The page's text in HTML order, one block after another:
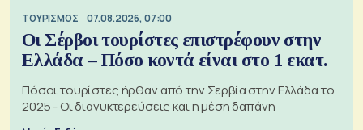
ΤΟΥΡΙΣΜΟΣ 07.08.2026, 07:00
Οι Σέρβοι τουρίστες επιστρέφουν στην
Ελλάδα – Πόσο κοντά είναι στο 1 εκατ.
Πόσοι τουρίστες ήρθαν από την Σερβία στην Ελλάδα το
2025 - Οι διανυκτερεύσεις και η μέση δαπάνη